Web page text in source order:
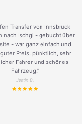
Transfer von Innsbruck
nach Ischgl - gebucht über
- war ganz einfach und
Preis, pünktlich, sehr
Fahrer und schönes
Fahrzeug.”
Justin B.